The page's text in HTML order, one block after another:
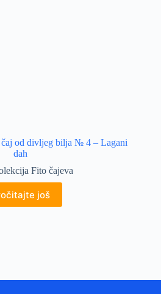
čaj od divljeg bilja № 4 – Lagani
dah
Fito čajeva
još